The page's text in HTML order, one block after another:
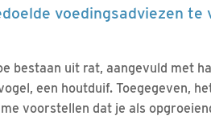
voedingsadviezen te
bestaan uit rat, aangevuld met
een houtduif. Toegegeven,
voorstellen dat je als